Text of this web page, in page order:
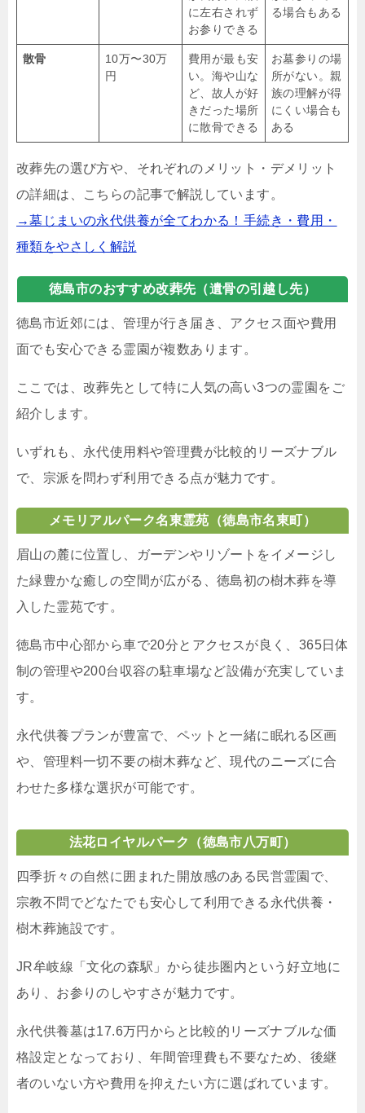
に左右されず
お参りできる
る場合もある
散骨
10万〜30万
円
費用が最も安
い。海や山な
ど、故人が好
きだった場所
に散骨できる
お墓参りの場
所がない。親
族の理解が得
にくい場合も
ある
改葬先の選び方や、それぞれのメリット・デメリット
の詳細は、こちらの記事で解説しています。
→墓じまいの永代供養が全てわかる！手続き・費用・
種類をやさしく解説
徳島市のおすすめ改葬先（遺骨の引越し先）
徳島市近郊には、管理が行き届き、アクセス面や費用
面でも安心できる霊園が複数あります。
ここでは、改葬先として特に人気の高い3つの霊園をご
紹介します。
いずれも、永代使用料や管理費が比較的リーズナブル
で、宗派を問わず利用できる点が魅力です。
メモリアルパーク名東霊苑（徳島市名東町）
眉山の麓に位置し、ガーデンやリゾートをイメージし
た緑豊かな癒しの空間が広がる、徳島初の樹木葬を導
入した霊苑です。
徳島市中心部から車で20分とアクセスが良く、365日体
制の管理や200台収容の駐車場など設備が充実していま
す。
永代供養プランが豊富で、ペットと一緒に眠れる区画
や、管理料一切不要の樹木葬など、現代のニーズに合
わせた多様な選択が可能です。
法花ロイヤルパーク（徳島市八万町）
四季折々の自然に囲まれた開放感のある民営霊園で、
宗教不問でどなたでも安心して利用できる永代供養・
樹木葬施設です。
JR牟岐線「文化の森駅」から徒歩圏内という好立地に
あり、お参りのしやすさが魅力です。
永代供養墓は17.6万円からと比較的リーズナブルな価
格設定となっており、年間管理費も不要なため、後継
者のいない方や費用を抑えたい方に選ばれています。